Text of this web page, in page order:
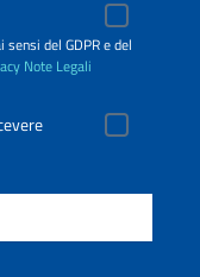
del GDPR e del
Note Legali